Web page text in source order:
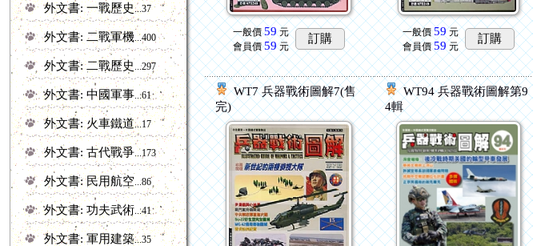
外文書: 一戰歷史...37
外文書: 二戰軍機 ...400
外文書: 二戰歷史 ...297
外文書: 中國軍事 ...61
外文書: 火車鐵道...17
外文書: 古代戰爭 ...173
外文書: 民用航空 ...86
外文書: 功夫武術...41
外文書: 軍用建築...35
一般價 59元
會員價 59元
訂購 一般價 59元
會員價 59元
訂購
WT7 兵器戰術圖解7(售
完)
WT94 兵器戰術圖解第9
4輯